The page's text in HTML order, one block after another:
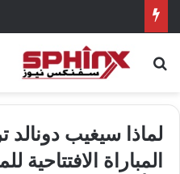
بحث عن
لماذا سيغيب
المباراة الافتتاحية